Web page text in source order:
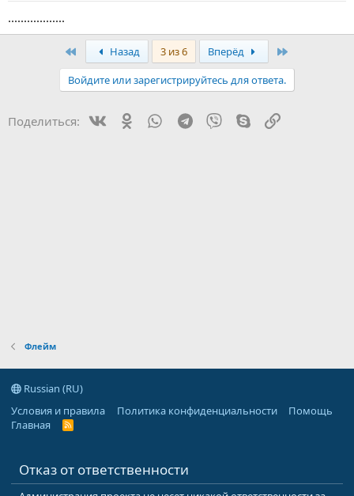
..................
Назад 3 из 6 Вперёд
Войдите или зарегистрируйтесь для ответа.
Поделиться: Ok WhatsAppTelegram
Viber SkypeСсылка
Флейм
Russian (RU)
Условия и правила
Политика конфиденциальности
Помощь
Главная
R
Отказ от ответственности